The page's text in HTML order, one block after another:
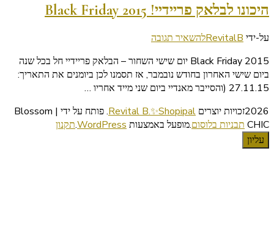
היכונו לבלאק פריידיי! Black Friday 2015
על-ידי RevitalBלהשאיר תגובהבנושא
לבלאק
פריידיי!
Black
Friday
2015
Black Friday 2015 יום שישי השחור – הבלאק פריידיי חל בכל שנה
ביום שישי האחרון בחודש נובמבר, אז תסמנו לכן ביומנים את התאריך:
27.11.15 (והסייבר מאנדיי ביום שני מייד אחריו …
2026זכויות יוצרים
Revital B.✨Shopipal
.
פותח על ידי | Blossom
CHIC תבניות בלוסום.מופעל באמצעות WordPress
.תקנון
עליון